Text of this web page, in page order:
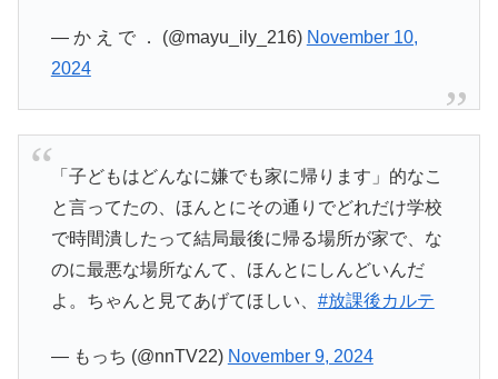
— か え で ． (@mayu_ily_216) November 10,
2024
「子どもはどんなに嫌でも家に帰ります」的なこ
と言ってたの、ほんとにその通りでどれだけ学校
で時間潰したって結局最後に帰る場所が家で、な
のに最悪な場所なんて、ほんとにしんどいんだ
よ。ちゃんと見てあげてほしい、 #放課後カルテ
— もっち (@nnTV22) November 9, 2024